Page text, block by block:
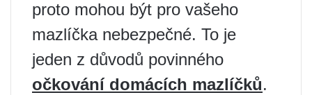
proto mohou být pro vašeho
mazlíčka nebezpečné. To je
jeden z důvodů povinného
očkování domácích mazlíčků.